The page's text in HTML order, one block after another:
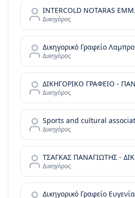
INTERCOLD NOTARAS
Δικηγόρος
Δικηγόρος
Δικηγόρος
Sports and cultural
Δικηγόρος
Δικηγόρος